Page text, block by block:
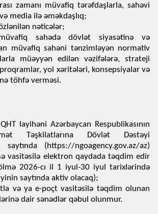
zamanı müvafiq tərəfdaşlarla, sahəvi
media ilə əməkdaşlıq;
nəticələr;
sahədə dövlət siyasətinə və
müvafiq sahəni tənzimləyən normativ
müəyyən edilən vəzifələrə, strateji
yol xəritələri, konsepsiyalar və
töhfə verməsi.
layihəni Azərbaycan Respublikasının
Təşkilatlarına Dövlət Dəstəyi
saytında (https://ngoagency.gov.az/az)
vasitəsilə elektron qaydada təqdim edir
2026-cı il 1 iyul-30 iyul tarixlərində
saytında aktiv olacaq);
və ya e-poçt vasitəsilə təqdim olunan
dair sənədlər qəbul olunmur.